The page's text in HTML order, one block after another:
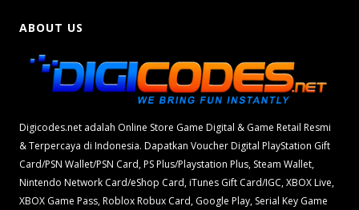
ABOUT US
Digicodes.net adalah Online Store Game Digital & Game Retail Resmi
& Terpercaya di Indonesia. Dapatkan Voucher Digital PlayStation Gift
Card/PSN Wallet/PSN Card, PS Plus/Playstation Plus, Steam Wallet,
Nintendo Network Card/eShop Card, iTunes Gift Card/IGC, XBOX Live,
XBOX Game Pass, Roblox Robux Card, Google Play, Serial Key Game